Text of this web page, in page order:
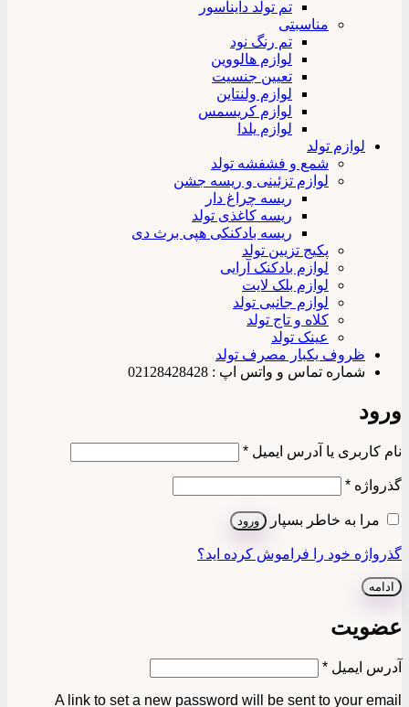
تم تولد دایناسور
مناسبتی
تم رنگ نود
لوازم هالووین
تعیین جنسیت
لوازم ولنتاین
لوازم کریسمس
لوازم یلدا
لوازم تولد
شمع و فشفشه تولد
لوازم تزئینی و ریسه جشن
ریسه چراغ دار
ریسه کاغذی تولد
ریسه بادکنکی هپی برث دی
پکیج تزیین تولد
لوازم بادکنک آرایی
لوازم بلک لایت
لوازم جانبی تولد
کلاه و تاج تولد
عینک تولد
ظروف یکبار مصرف تولد
شماره تماس و واتس اپ : 02128428428
ورود
نام کاربری یا آدرس ایمیل *الزامی
گذرواژه *الزامی
مرا به خاطر بسپار ورود
گذرواژه خود را فراموش کرده اید؟
ادامه
عضویت
آدرس ایمیل *الزامی
A link to set a new password will be sent to your email